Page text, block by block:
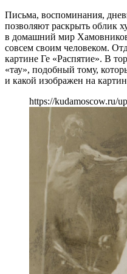
Письма, воспоминания,
позволяют раскрыть облик
в домашний мир
совсем своим человеком.
картине Ге «Распятие». В
«тау», подобный тому,
и какой изображен на
https://kudamoscow.ru/